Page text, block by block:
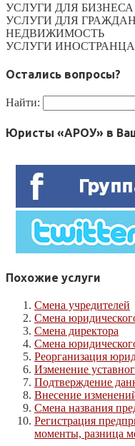
УСЛУГИ ДЛЯ БИЗНЕСА
УСЛУГИ ДЛЯ ГРАЖДАН
НЕДВИЖИМОСТЬ
УСЛУГИ
Остались вопросы?
Найти:
Юристы «АРОУ» в
Похожие услуги
Смена учредителей
Смена
Смена директора
Смена
Реорганизация
Изменение
Подтверждение
Внесение
Смена названия
Регистрация
моменты, разница